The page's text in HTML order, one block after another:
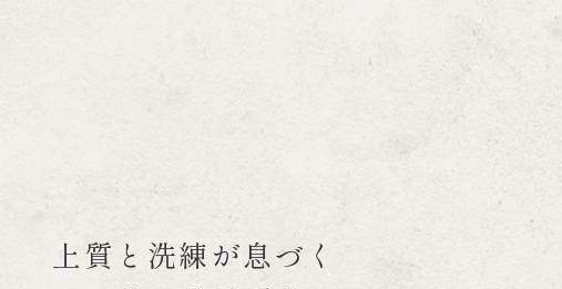
上質と洗練が息づく